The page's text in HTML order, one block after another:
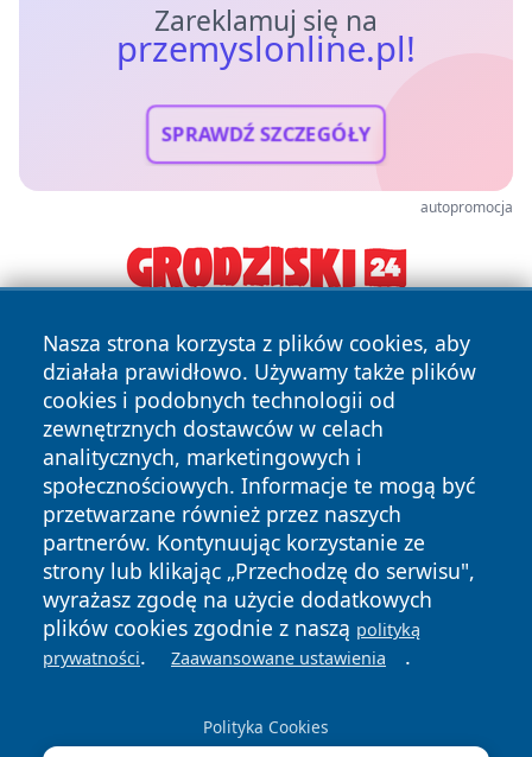
Zareklamuj się na
przemyslonline.pl!
SPRAWDŹ SZCZEGÓŁY
autopromocja
Nasza strona korzysta z plików cookies, aby
działała prawidłowo. Używamy także plików
cookies i podobnych technologii od
zewnętrznych dostawców w celach
analitycznych, marketingowych i
społecznościowych. Informacje te mogą być
przetwarzane również przez naszych
partnerów. Kontynuując korzystanie ze
strony lub klikając „Przechodzę do serwisu",
wyrażasz zgodę na użycie dodatkowych
plików cookies zgodnie z naszą polityką
prywatności. Zaawansowane ustawienia .
Polityka Cookies
Copyright © 2026 przemyslonline.pl Wszystkie prawa
zastrzeżone.
News Autorzy
Polityka
Prywatności
Polityka
Cookies